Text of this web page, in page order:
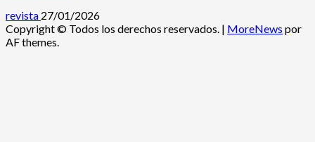
revista 27/01/2026
Copyright © Todos los derechos reservados. | MoreNews por
AF themes.